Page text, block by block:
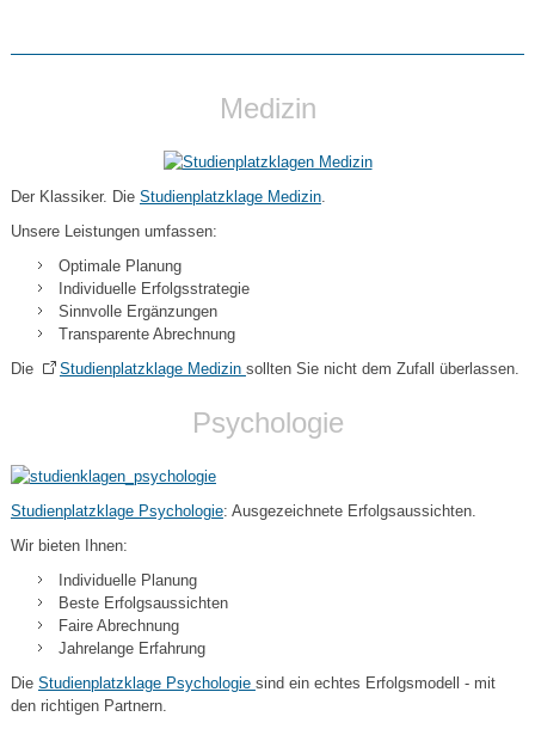
Medizin
Der Klassiker. Die Studienplatzklage Medizin.
Unsere Leistungen umfassen:
Optimale Planung
Individuelle Erfolgsstrategie
Sinnvolle Ergänzungen
Transparente Abrechnung
Die
Studienplatzklage Medizin sollten Sie nicht dem Zufall überlassen.
Psychologie
Studienplatzklage Psychologie: Ausgezeichnete Erfolgsaussichten.
Wir bieten Ihnen:
Individuelle Planung
Beste Erfolgsaussichten
Faire Abrechnung
Jahrelange Erfahrung
Die Studienplatzklage Psychologie sind ein echtes Erfolgsmodell - mit
den richtigen Partnern.